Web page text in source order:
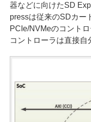
器などに向けたSD
pressは従来のSDカー
PCIe/NVMeのコント
コントローラは直接自